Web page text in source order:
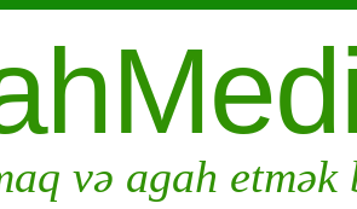
və agah